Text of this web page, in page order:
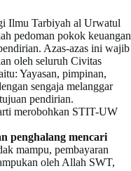
Ilmu Tarbiyah al Urwatul
pedoman pokok keuangan
Azas-azas ini wajib
oleh seluruh Civitas
Yayasan, pimpinan,
sengaja melanggar
pendirian.
merobohkan STIT-UW
penghalang mencari
mampu, pembayaran
oleh Allah SWT,